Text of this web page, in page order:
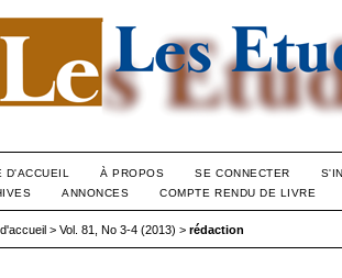
D'ACCUEIL À PROPOS SE CONNECTER
ANNONCES COMPTE RENDU DE LIVRE
> Vol. 81, No 3-4 (2013) > rédaction